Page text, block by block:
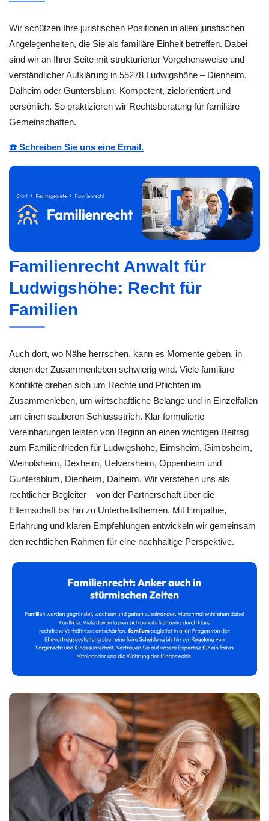
Wir schützen Ihre juristischen Positionen in allen juristischen
Angelegenheiten, die Sie als familiäre Einheit betreffen. Dabei
sind wir an Ihrer Seite mit strukturierter Vorgehensweise und
verständlicher Aufklärung in 55278 Ludwigshöhe – Dienheim,
Dalheim oder Guntersblum. Kompetent, zielorientiert und
persönlich. So praktizieren wir Rechtsberatung für familiäre
Gemeinschaften.
☎️ Schreiben Sie uns eine Email.
Familienrecht Anwalt für
Ludwigshöhe: Recht für
Familien
Auch dort, wo Nähe herrschen, kann es Momente geben, in
denen der Zusammenleben schwierig wird. Viele familiäre
Konflikte drehen sich um Rechte und Pflichten im
Zusammenleben, um wirtschaftliche Belange und in Einzelfällen
um einen sauberen Schlussstrich. Klar formulierte
Vereinbarungen leisten von Beginn an einen wichtigen Beitrag
zum Familienfrieden für Ludwigshöhe, Eimsheim, Gimbsheim,
Weinolsheim, Dexheim, Uelversheim, Oppenheim und
Guntersblum, Dienheim, Dalheim. Wir verstehen uns als
rechtlicher Begleiter – von der Partnerschaft über die
Elternschaft bis hin zu Unterhaltsthemen. Mit Empathie,
Erfahrung und klaren Empfehlungen entwickeln wir gemeinsam
den rechtlichen Rahmen für eine nachhaltige Perspektive.